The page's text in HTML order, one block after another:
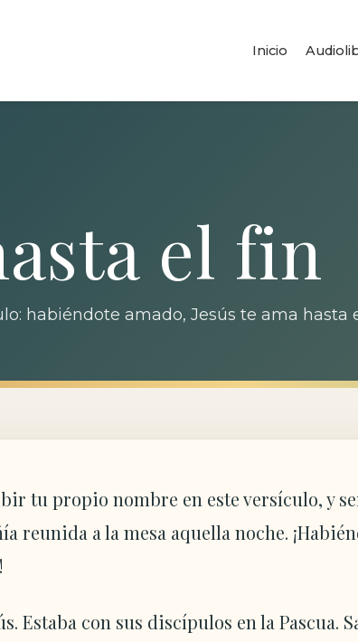
Inicio
el fin
habiéndote amado, Jesús te ama hasta
tu propio nombre en este versículo, y
reunida a la mesa aquella noche.
Estaba con sus discípulos en la Pascua.